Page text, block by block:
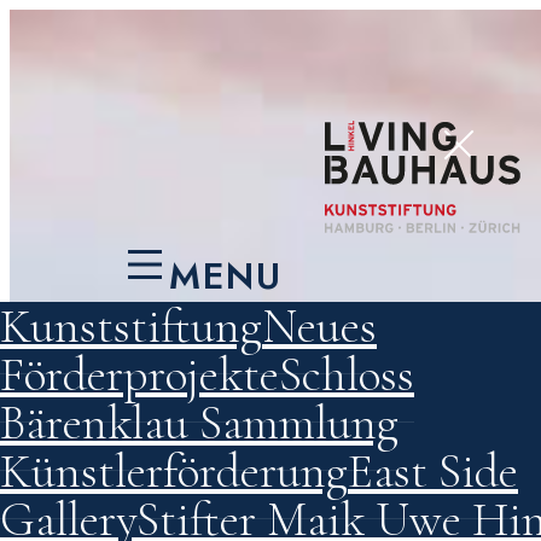
MENU
KunststiftungNeues
FörderprojekteSchloss
BärenklauSammlung
KünstlerförderungEast Side
GalleryStifter Maik Uwe